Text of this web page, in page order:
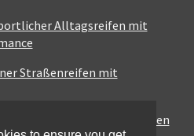
Alltagsreifen mit
Straßenreifen mit
Sport-Touring-Reifen